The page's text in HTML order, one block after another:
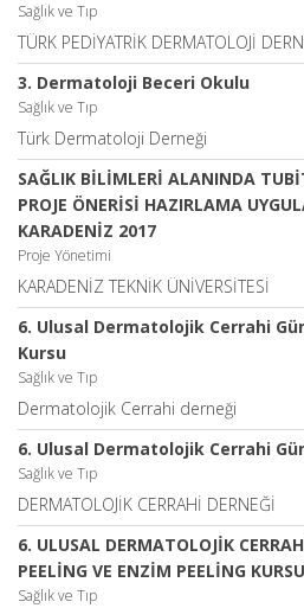
Sağlık ve Tıp
TÜRK PEDİYATRİK DERMATOLOJİ
3. Dermatoloji Beceri Okulu
Sağlık ve Tıp
Türk Dermatoloji Derneği
SAĞLIK BİLİMLERİ ALANINDA
PROJE ÖNERİSİ HAZIRLAMA
KARADENİZ 2017
Proje Yönetimi
KARADENİZ TEKNİK ÜNİVERSİTESİ
6. Ulusal Dermatolojik Cerrahi
Kursu
Sağlık ve Tıp
Dermatolojik Cerrahi derneği
6. Ulusal Dermatolojik Cerrahi
Sağlık ve Tıp
DERMATOLOJİK CERRAHİ DERNEĞİ
6. ULUSAL DERMATOLOJİK
PEELİNG VE ENZİM PEELİNG KURSU
Sağlık ve Tıp